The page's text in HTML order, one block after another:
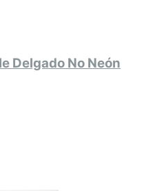
Delgado No Neón